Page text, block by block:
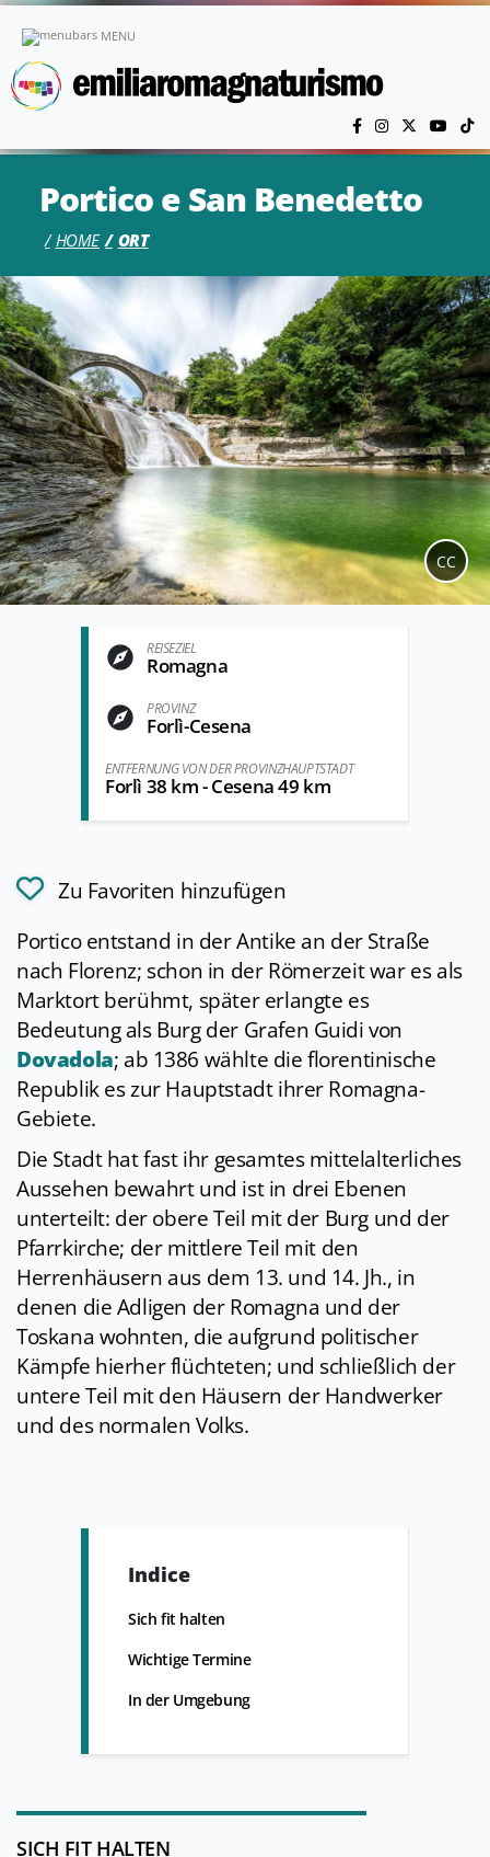
MENU
Portico e San Benedetto
HOME ORT
CC
REISEZIEL
Romagna
PROVINZ
Forlì-Cesena
ENTFERNUNG VON DER PROVINZHAUPTSTADT
Forlì 38 km - Cesena 49 km
Zu Favoriten hinzufügen
Portico entstand in der Antike an der Straße
nach Florenz; schon in der Römerzeit war es als
Marktort berühmt, später erlangte es
Bedeutung als Burg der Grafen Guidi von
Dovadola; ab 1386 wählte die florentinische
Republik es zur Hauptstadt ihrer Romagna-
Gebiete.
Die Stadt hat fast ihr gesamtes mittelalterliches
Aussehen bewahrt und ist in drei Ebenen
unterteilt: der obere Teil mit der Burg und der
Pfarrkirche; der mittlere Teil mit den
Herrenhäusern aus dem 13. und 14. Jh., in
denen die Adligen der Romagna und der
Toskana wohnten, die aufgrund politischer
Kämpfe hierher flüchteten; und schließlich der
untere Teil mit den Häusern der Handwerker
und des normalen Volks.
Indice
Sich fit halten
Wichtige Termine
In der Umgebung
SICH FIT HALTEN